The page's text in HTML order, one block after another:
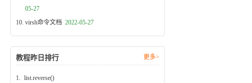
05-27
virsh命令文档 2022-05-27
教程昨日排行 更多>
1. list.reverse()